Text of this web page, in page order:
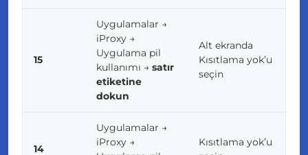
15
Uygulamalar →
iProxy →
Uygulama pil
kullanımı → satır
etiketine
dokun
Alt ekranda
Kısıtlama yok’u
seçin
14
Uygulamalar →
iProxy →
Kısıtlama yok’u